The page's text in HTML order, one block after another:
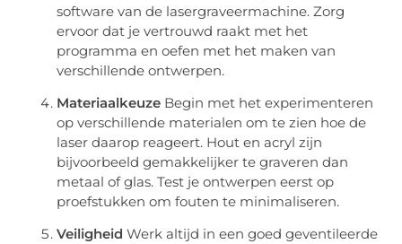
software van de lasergraveermachine. Zorg
ervoor dat je vertrouwd raakt met het
programma en oefen met het maken van
verschillende ontwerpen.
Materiaalkeuze Begin met het experimenteren
op verschillende materialen om te zien hoe de
laser daarop reageert. Hout en acryl zijn
bijvoorbeeld gemakkelijker te graveren dan
metaal of glas. Test je ontwerpen eerst op
proefstukken om fouten te minimaliseren.
Veiligheid Werk altijd in een goed geventileerde